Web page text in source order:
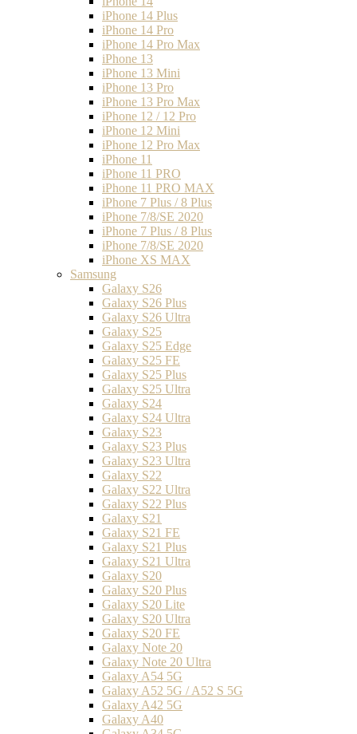
iPhone 14 Plus
iPhone 14 Pro
iPhone 14 Pro Max
iPhone 13
iPhone 13 Mini
iPhone 13 Pro
iPhone 13 Pro Max
iPhone 12 / 12 Pro
iPhone 12 Mini
iPhone 12 Pro Max
iPhone 11
iPhone 11 PRO
iPhone 11 PRO MAX
iPhone 7 Plus / 8 Plus
iPhone 7/8/SE 2020
iPhone 7 Plus / 8 Plus
iPhone 7/8/SE 2020
iPhone XS MAX
Samsung
Galaxy S26
Galaxy S26 Plus
Galaxy S26 Ultra
Galaxy S25
Galaxy S25 Edge
Galaxy S25 FE
Galaxy S25 Plus
Galaxy S25 Ultra
Galaxy S24
Galaxy S24 Ultra
Galaxy S23
Galaxy S23 Plus
Galaxy S23 Ultra
Galaxy S22
Galaxy S22 Ultra
Galaxy S22 Plus
Galaxy S21
Galaxy S21 FE
Galaxy S21 Plus
Galaxy S21 Ultra
Galaxy S20
Galaxy S20 Plus
Galaxy S20 Lite
Galaxy S20 Ultra
Galaxy S20 FE
Galaxy Note 20
Galaxy Note 20 Ultra
Galaxy A54 5G
Galaxy A52 5G / A52 S 5G
Galaxy A42 5G
Galaxy A40